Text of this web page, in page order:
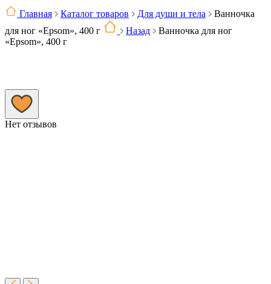
Главная Каталог товаров Для души и тела
Ванночка
для ног «Epsom», 400 г
Назад
Ванночка для ног
«Epsom», 400 г
Нет отзывов